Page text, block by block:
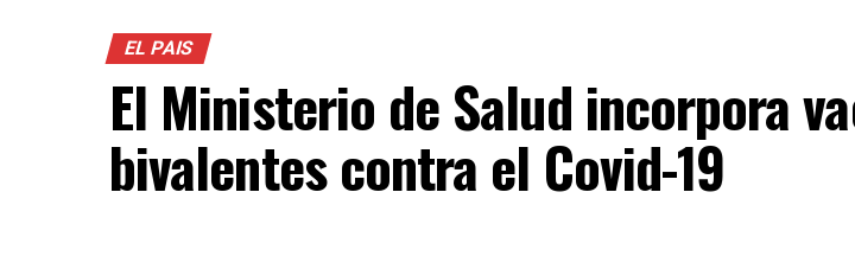
EL PAIS
El Ministerio de Salud incorpora
bivalentes contra el Covid-19